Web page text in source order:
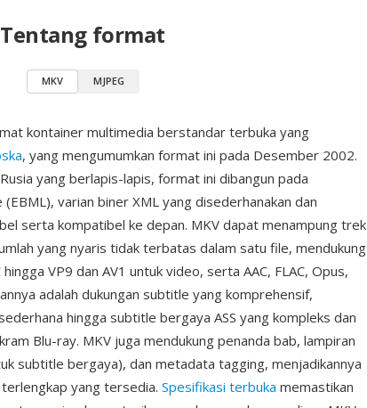
Tentang format
MKV MJPEG
kontainer multimedia berstandar terbuka yang
, yang mengumumkan format ini pada Desember 2002.
yang berlapis-lapis, format ini dibangun pada
varian biner XML yang disederhanakan dan
serta kompatibel ke depan. MKV dapat menampung trek
yang nyaris tidak terbatas dalam satu file, mendukung
VP9 dan AV1 untuk video, serta AAC, FLAC, Opus,
adalah dukungan subtitle yang komprehensif,
hingga subtitle bergaya ASS yang kompleks dan
Blu-ray. MKV juga mendukung penanda bab, lampiran
subtitle bergaya), dan metadata tagging, menjadikannya
yang tersedia. Spesifikasi terbuka memastikan